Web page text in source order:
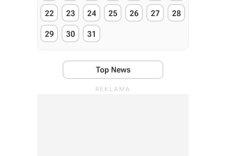
22 23 24 25 26 27 28
29 30 31
Top News